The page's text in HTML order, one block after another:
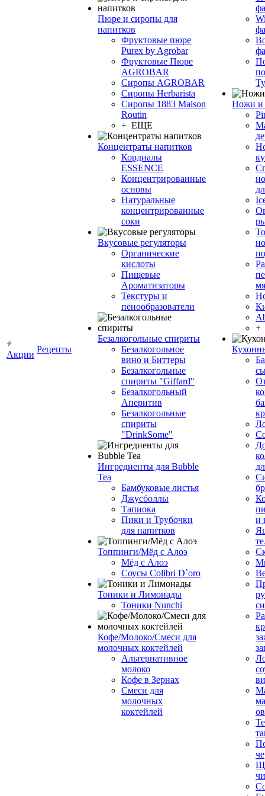
Акции
Рецепты
Пюре и сиропы для
напитков
Фруктовые пюре
Purex by Agrobar
Фруктовые Пюре
AGROBAR
Сиропы AGROBAR
Сиропы Herbarista
Сиропы 1883 Maison
Routin
+ ЕЩЕ
Концентраты напитков
Кордиалы
ESSENCE
Концентрированные
основы
Натуральные
концентрированные
соки
Вкусовые регуляторы
Органические
кислоты
Пищевые
Ароматизаторы
Текстуры и
пенообразователи
Безалкогольные спириты
Безалкогольное
вино и Биттеры
Безалкогольные
спириты "Giffard"
Безалкогольный
Аперитив
Безалкогольные
спириты
"DrinkSome"
Ингредиенты для Bubble
Tea
Бамбуковые листья
Джусболлы
Тапиока
Пики и Трубочки
для напитков
Топпинги/Мёд с Алоэ
Мёд с Алоэ
Соусы Colibri D`oro
Тоники и Лимонады
Тоники Nunchi
Кофе/Молоко/Смеси для
молочных коктейлей
Альтернативное
молоко
Кофе в Зернах
Смеси для
молочных
коктейлей
Ножи и
+
и